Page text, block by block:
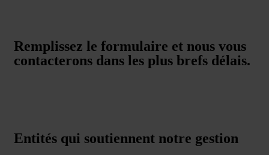
Remplissez le formulaire et nous vous
contacterons dans les plus brefs délais.
Entités qui soutiennent notre gestion